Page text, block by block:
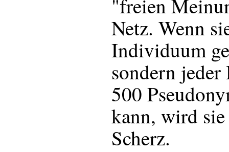
"freien
Netz. Wenn
Individuum
sondern
500
kann, wird
Scherz.